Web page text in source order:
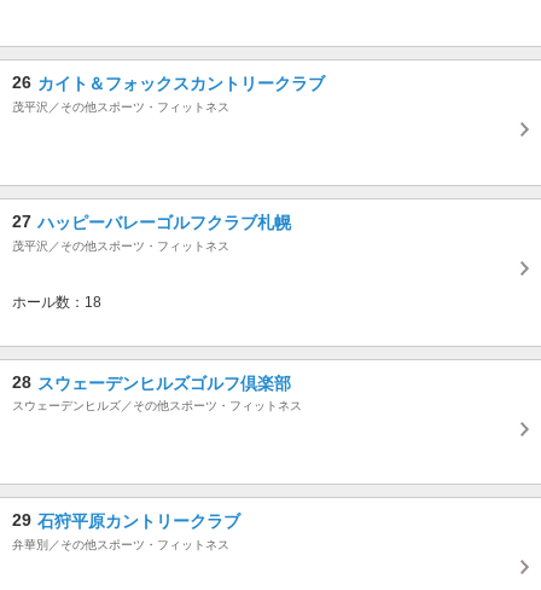
26 カイト＆フォックスカントリークラブ
茂平沢／その他スポーツ・フィットネス
27 ハッピーバレーゴルフクラブ札幌
茂平沢／その他スポーツ・フィットネス
ホール数：18
28 スウェーデンヒルズゴルフ倶楽部
スウェーデンヒルズ／その他スポーツ・フィットネス
29 石狩平原カントリークラブ
弁華別／その他スポーツ・フィットネス